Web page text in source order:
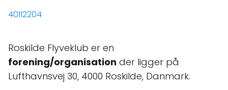
40112204
Roskilde Flyveklub er en
forening/organisation der ligger på
Lufthavnsvej 30, 4000 Roskilde, Danmark.